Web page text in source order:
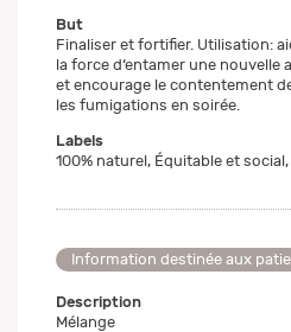
But
Finaliser et fortifier. Utilisation:
la force d‘entamer une nouvelle
et encourage le contentement
les fumigations en soirée.
Labels
100% naturel, Équitable et
Information destinée aux
Description
Mélange